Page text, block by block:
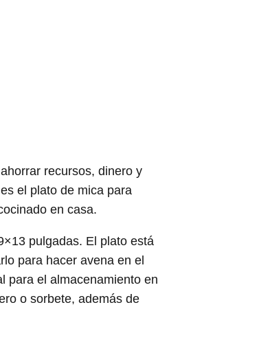
recursos, dinero y
el plato de mica para
en casa.
pulgadas. El plato está
para hacer avena en el
para el almacenamiento en
o sorbete, además de